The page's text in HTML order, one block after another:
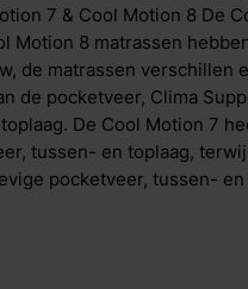
7 & Cool Motion 8 De
Motion 8 matrassen
de matrassen verschillen
de pocketveer, Clima
De Cool Motion 7
tussen- en toplaag,
pocketveer, tussen- en